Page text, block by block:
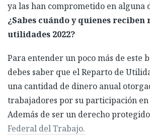
ya las han comprometido en alguna
¿Sabes cuándo y quienes reciben
utilidades 2022?
Para entender un poco más de este
debes saber que el Reparto de
una cantidad de dinero anual
trabajadores por su participación en
Además de ser un derecho
Federal del Trabajo.